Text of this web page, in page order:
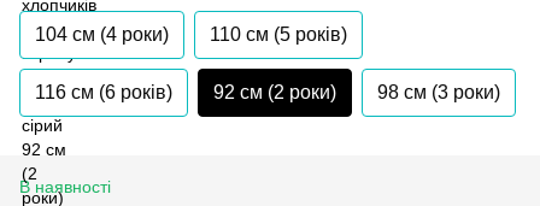
104 см (4 роки) 110 см (5 років)
116 см (6 років) 92 см (2 роки) 98 см (3 роки)
В наявності